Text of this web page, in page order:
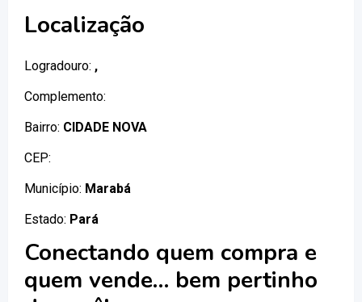
Localização
Logradouro: ,
Complemento:
Bairro: CIDADE NOVA
CEP:
Município: Marabá
Estado: Pará
Conectando quem compra e
quem vende… bem pertinho